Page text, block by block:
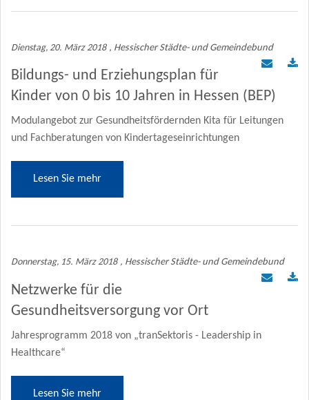
Dienstag, 20. März 2018 , Hessischer Städte- und Gemeindebund
Bildungs- und Erziehungsplan für
Kinder von 0 bis 10 Jahren in Hessen (BEP)
Modulangebot zur Gesundheitsfördernden Kita für Leitungen
und Fachberatungen von Kindertageseinrichtungen
Lesen Sie mehr
Donnerstag, 15. März 2018 , Hessischer Städte- und Gemeindebund
Netzwerke für die
Gesundheitsversorgung vor Ort
Jahresprogramm 2018 von „tranSektoris - Leadership in
Healthcare“
Lesen Sie mehr